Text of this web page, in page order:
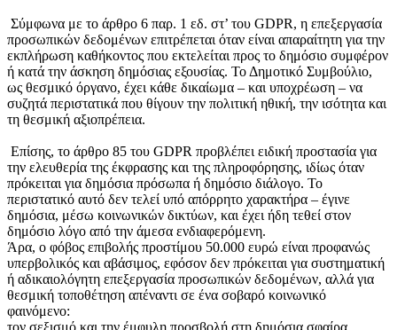
Σύμφωνα με το άρθρο 6 παρ. 1 εδ. στ’ του GDPR, η επεξεργασία
προσωπικών δεδομένων επιτρέπεται όταν είναι απαραίτητη για την
εκπλήρωση καθήκοντος που εκτελείται προς το δημόσιο συμφέρον
ή κατά την άσκηση δημόσιας εξουσίας. Το Δημοτικό Συμβούλιο,
ως θεσμικό όργανο, έχει κάθε δικαίωμα – και υποχρέωση – να
συζητά περιστατικά που θίγουν την πολιτική ηθική, την ισότητα και
τη θεσμική αξιοπρέπεια.
Επίσης, το άρθρο 85 του GDPR προβλέπει ειδική προστασία για
την ελευθερία της έκφρασης και της πληροφόρησης, ιδίως όταν
πρόκειται για δημόσια πρόσωπα ή δημόσιο διάλογο. Το
περιστατικό αυτό δεν τελεί υπό απόρρητο χαρακτήρα – έγινε
δημόσια, μέσω κοινωνικών δικτύων, και έχει ήδη τεθεί στον
δημόσιο λόγο από την άμεσα ενδιαφερόμενη.
Άρα, ο φόβος επιβολής προστίμου 50.000 ευρώ είναι προφανώς
υπερβολικός και αβάσιμος, εφόσον δεν πρόκειται για συστηματική
ή αδικαιολόγητη επεξεργασία προσωπικών δεδομένων, αλλά για
θεσμική τοποθέτηση απέναντι σε ένα σοβαρό κοινωνικό
φαινόμενο:
τον σεξισμό και την έμφυλη προσβολή στη δημόσια σφαίρα.